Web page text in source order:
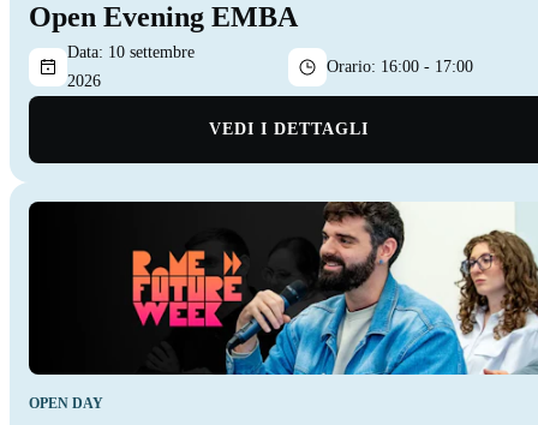
Open Evening EMBA
Data: 10 settembre
2026
Orario: 16:00 - 17:00
VEDI I DETTAGLI
OPEN DAY